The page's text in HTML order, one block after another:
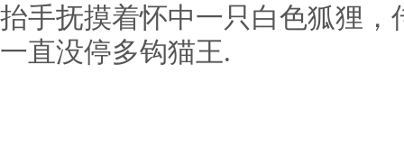
抬手抚摸着怀中一只白色狐狸，
一直没停多钩猫王.